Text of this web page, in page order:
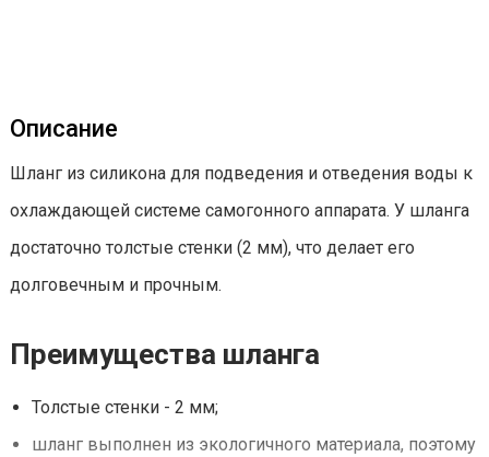
Описание
Шланг из силикона для подведения и отведения воды к
охлаждающей системе самогонного аппарата. У шланга
достаточно толстые стенки (2 мм), что делает его
долговечным и прочным.
Преимущества шланга
Толстые стенки - 2 мм;
шланг выполнен из экологичного материала, поэтому